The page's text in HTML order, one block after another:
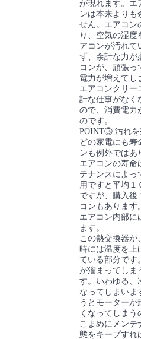
が現れます。エ
ンは本来よりも
せん。エアコン
り、空気の湿
アコンが汚れて
ず、余計な力が
コンが、頑張っ
電力が増えてし
エアコンクリー
計な仕事がなく
ので、消費電力
のです。
POINT③ 汚れを
どの家電にも寿
ンも例外ではあ
エアコンの寿命
テナンスによっ
用ですと平均１
ですが、購入後
コンもあります。
エアコン内部に
ます。
この熱交換器が
時には温度を上
ている部分です
が溜まってしま
す。いわゆる、
なってしまいま
うとモーターが
くなってしまう
こまめにメンテ
態をキープすれ